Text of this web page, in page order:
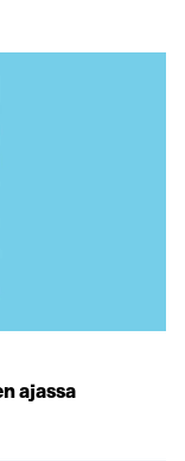
ajassa